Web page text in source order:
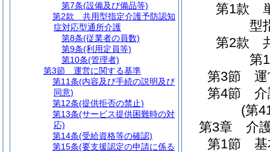
第1款
型
第2款
第
第3節
第4節
(第
第3章
介
第1節
第7条(設備及び備品等)
第2款
共用型指定介護予防認知
症対応型通所介護
第8条(従業者の員数)
第9条(利用定員等)
第10条(管理者)
第3節
運営に関する基準
第11条(内容及び手続の説明及び
同意)
第12条(提供拒否の禁止)
第13条(サービス提供困難時の対
応)
第14条(受給資格等の確認)
第15条(要支援認定の申請に係る